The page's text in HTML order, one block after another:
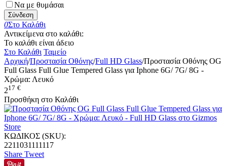
Να με θυμάσαι
Σύνδεση
0Στο Καλάθι
Αντικείμενα στο καλάθι:
Το καλάθι είναι άδειο
Στο Καλάθι Ταμείο
Αρχική/Προστασία Οθόνης/Full HD Glass/Προστασία Οθόνης OG
Full Glass Full Glue Tempered Glass για Iphone 6G/ 7G/ 8G -
Χρώμα: Λευκό
217 €
Προσθήκη στο Καλάθι
ΚΩΔΙΚΟΣ (SKU):
2211031111117
Share Tweet